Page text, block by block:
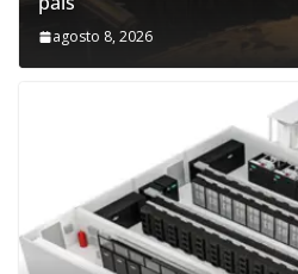
agosto 8, 2026